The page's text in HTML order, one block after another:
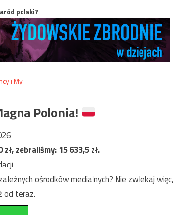
polski?
Polonia!
zł, zebraliśmy:15 633,5zł.
ośrodków medialnych? Nie zwlekaj więc,
od teraz.